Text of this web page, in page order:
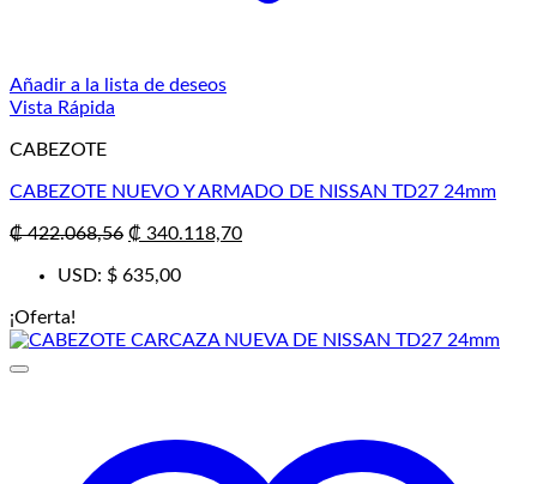
Añadir a la lista de deseos
Vista Rápida
CABEZOTE
CABEZOTE NUEVO Y ARMADO DE NISSAN TD27 24mm
₡422.068,56 El
original
₡ 340.118,70El
USD: $ 635,00
¡Oferta!